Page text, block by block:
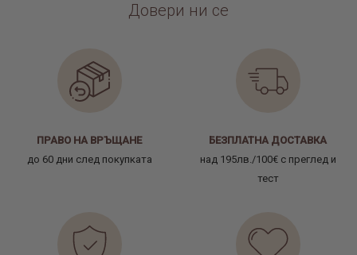
Довери ни се
ПРАВО НА ВРЪЩАНЕ
до 60 дни след покупката
БЕЗПЛАТНА ДОСТАВКА
над 195лв./100€ с преглед и
тест